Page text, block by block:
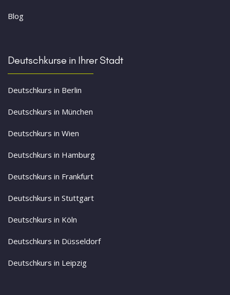
Blog
Deutschkurse in Ihrer Stadt
Deutschkurs in Berlin
Deutschkurs in München
Deutschkurs in Wien
Deutschkurs in Hamburg
Deutschkurs in Frankfurt
Deutschkurs in Stuttgart
Deutschkurs in Köln
Deutschkurs in Düsseldorf
Deutschkurs in Leipzig